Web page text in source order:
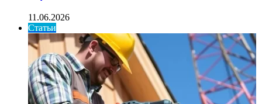
11.06.2026
Статьи